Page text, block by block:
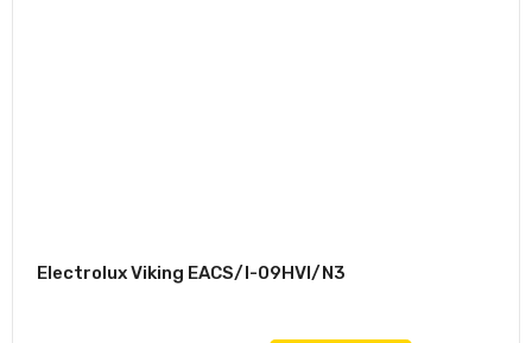
Electrolux Viking EACS/I-09HVI/N3